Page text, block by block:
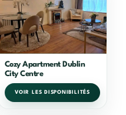
Cozy Apartment Dublin
City Centre
VOIR LES DISPONIBILITÉS